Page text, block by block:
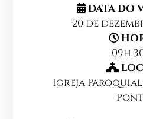
DATA DO
20 de
09h
Igreja